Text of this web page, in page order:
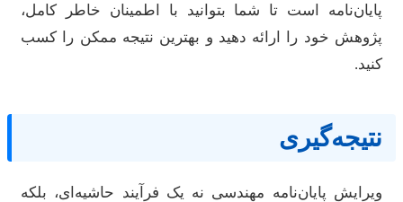
پایان‌نامه است تا شما بتوانید با اطمینان خاطر کامل،
پژوهش خود را ارائه دهید و بهترین نتیجه ممکن را کسب
کنید.
نتیجه‌گیری
ویرایش پایان‌نامه مهندسی نه یک فرآیند حاشیه‌ای، بلکه